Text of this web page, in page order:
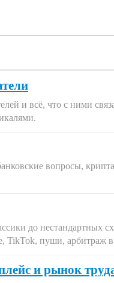
и всё, что с ними
вопросы,
до нестандартных
пуши, арбитраж в
и рынок